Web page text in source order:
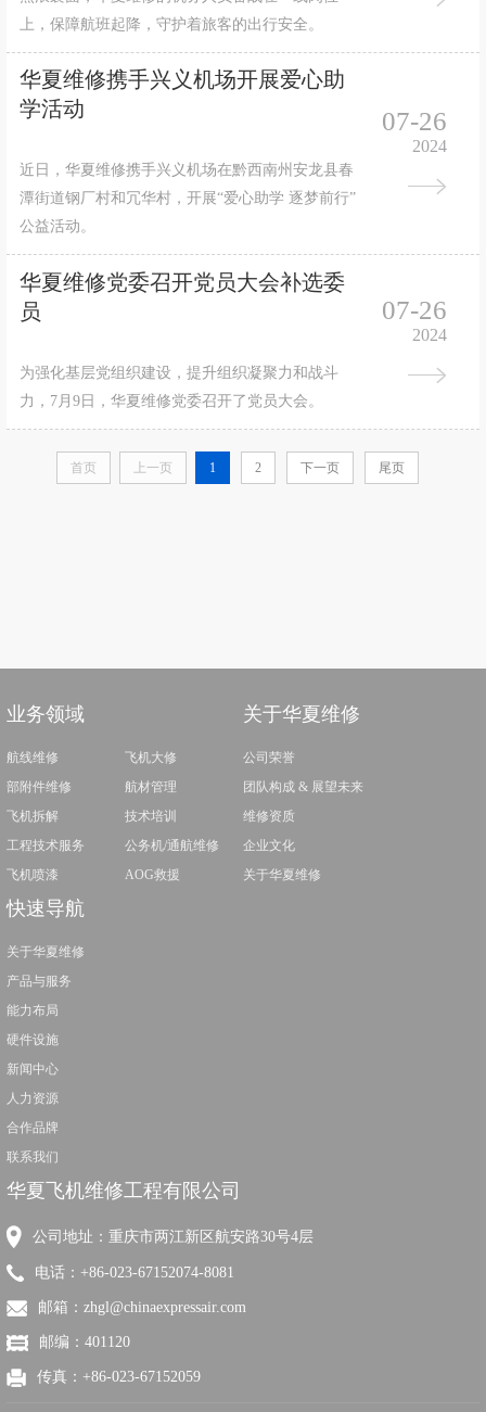
上，保障航班起降，守护着旅客的出行安全。
华夏维修携手兴义机场开展爱心助
学活动
近日，华夏维修携手兴义机场在黔西南州安龙县春
潭街道钢厂村和冗华村，开展“爱心助学 逐梦前行”
公益活动。
07-26
2024
华夏维修党委召开党员大会补选委
员
为强化基层党组织建设，提升组织凝聚力和战斗
力，7月9日，华夏维修党委召开了党员大会。
07-26
2024
首页 上一页 1 2 下一页 尾页
业务领域
航线维修
飞机大修
部附件维修
航材管理
飞机拆解
技术培训
工程技术服务
公务机/通航维修
飞机喷漆
AOG救援
关于华夏维修
公司荣誉
团队构成 & 展望未来
维修资质
企业文化
关于华夏维修
快速导航
关于华夏维修
产品与服务
能力布局
硬件设施
新闻中心
人力资源
合作品牌
联系我们
华夏飞机维修工程有限公司
公司地址：重庆市两江新区航安路30号4层
电话：+86-023-67152074-8081
邮箱：zhgl@chinaexpressair.com
邮编：401120
传真：+86-023-67152059